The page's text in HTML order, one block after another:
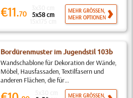
€11.70 5x58 cm
MEHR GRÖSSEN,
MEHR OPTIONEN
Bordürenmuster im Jugendstil 103b
Wandschablone für Dekoration der Wände,
Möbel, Hausfassaden, Textilfasern und
anderen Flächen, die für...
MEHR GRÖSSEN,